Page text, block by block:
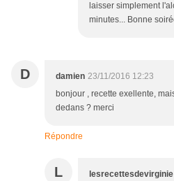
laisser simplement
minutes... Bonne
D damien 23/11/2016 12:23
bonjour , recette exellente,
dedans ? merci
Répondre
L lesrecettesdevirginie